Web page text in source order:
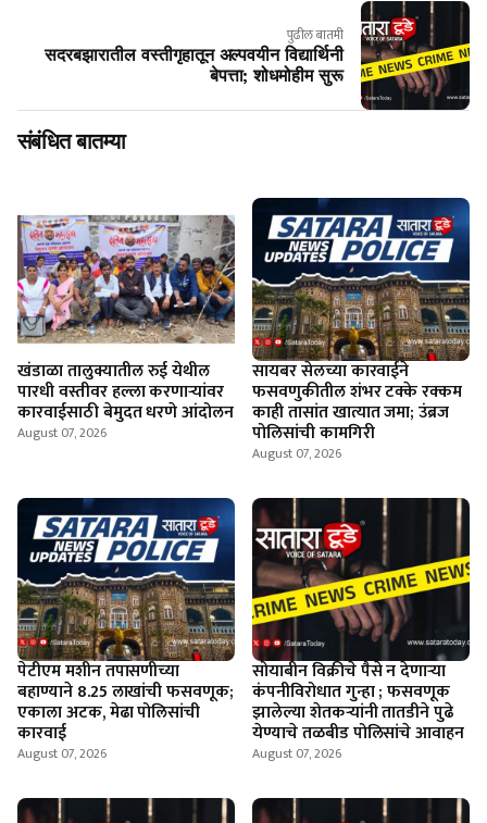
पुढील बातमी
सदरबझारातील वस्तीगृहातून अल्पवयीन विद्यार्थिनी
बेपत्ता; शोधमोहीम सुरू
संबंधित बातम्या
खंडाळा तालुक्यातील रुई येथील
पारधी वस्तीवर हल्ला करणाऱ्यांवर
कारवाईसाठी बेमुदत धरणे आंदोलन
August 07, 2026
सायबर सेलच्या कारवाईने
फसवणुकीतील शंभर टक्के रक्कम
काही तासांत खात्यात जमा; उंब्रज
पोलिसांची कामगिरी
August 07, 2026
पेटीएम मशीन तपासणीच्या
बहाण्याने 8.25 लाखांची फसवणूक;
एकाला अटक, मेढा पोलिसांची
कारवाई
August 07, 2026
सोयाबीन विक्रीचे पैसे न देणार्‍या
कंपनीविरोधात गुन्हा ; फसवणूक
झालेल्या शेतकर्‍यांनी तातडीने पुढे
येण्याचे तळबीड पोलिसांचे आवाहन
August 07, 2026